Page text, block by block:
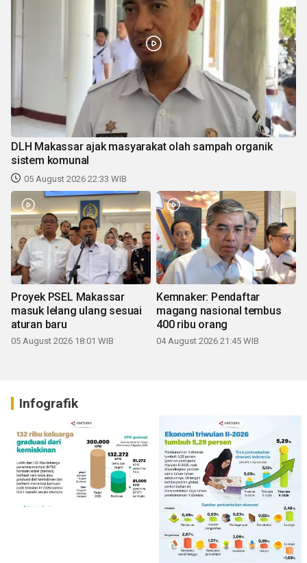
DLH Makassar ajak masyarakat olah sampah organik
sistem komunal
05 August 2026 22:33 WIB
Proyek PSEL Makassar
masuk lelang ulang sesuai
aturan baru
05 August 2026 18:01 WIB
Kemnaker: Pendaftar
magang nasional tembus
400 ribu orang
04 August 2026 21:45 WIB
Infografik